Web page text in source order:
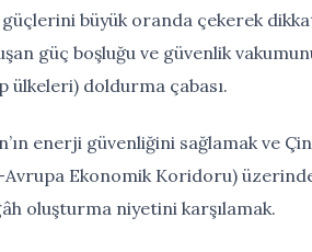
büyük oranda çekerek
güç boşluğu ve güvenlik
doldurma çabası.
enerji güvenliğini sağlamak ve
Ekonomik Koridoru)
oluşturma niyetini karşılamak.